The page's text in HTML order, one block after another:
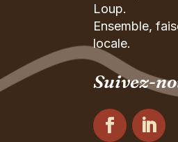
Loup.
Ensemble,
locale.
Suivez-